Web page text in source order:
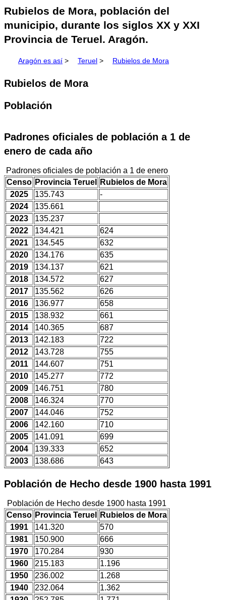
Rubielos de Mora, población del
municipio, durante los siglos XX y XXI
Provincia de Teruel. Aragón.
Aragón es así > Teruel > Rubielos de Mora
Rubielos de Mora
Población
Padrones oficiales de población a 1 de
enero de cada año
Padrones oficiales de población a 1 de enero
Censo Provincia Teruel
Rubielos de Mora
2025
135.743
-
2024
135.661
2023
135.237
2022
134.421
624
2021
134.545
632
2020
134.176
635
2019
134.137
621
2018
134.572
627
2017
135.562
626
2016
136.977
658
2015
138.932
661
2014
140.365
687
2013
142.183
722
2012
143.728
755
2011
144.607
751
2010
145.277
772
2009
146.751
780
2008
146.324
770
2007
144.046
752
2006
142.160
710
2005
141.091
699
2004
139.333
652
2003
138.686 643
Población de Hecho desde 1900 hasta 1991
Población de Hecho desde 1900 hasta 1991
Censo Provincia Teruel
Rubielos de Mora
1991
141.320
570
1981
150.900
666
1970
170.284
930
1960
215.183
1.196
1950
236.002
1.268
1940
232.064
1.362